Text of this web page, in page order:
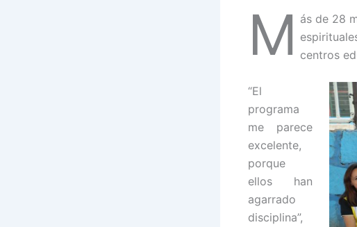
M ás de 28
centros
“El
programa
me parece
excelente,
porque
ellos han
agarrado
disciplina”,